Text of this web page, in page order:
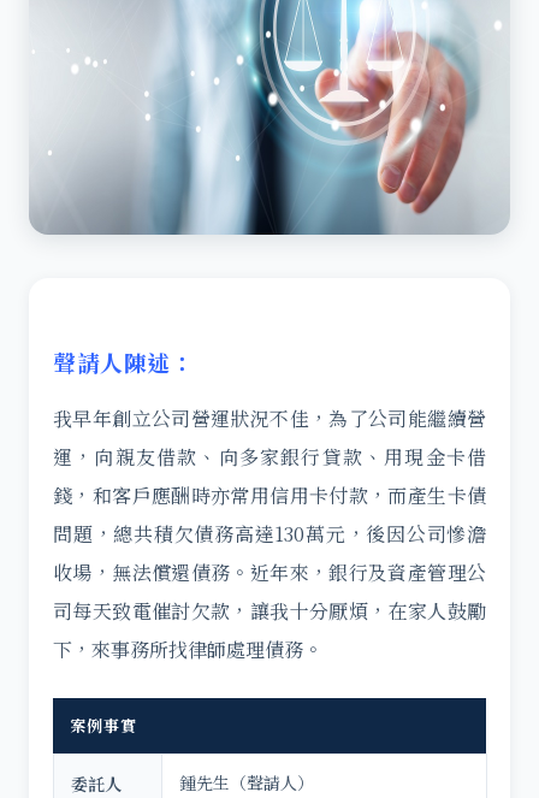
聲請人陳述：
我早年創立公司營運狀況不佳，為了公司能繼續營
運，向親友借款、向多家銀行貸款、用現金卡借
錢，和客戶應酬時亦常用信用卡付款，而產生卡債
問題，總共積欠債務高達130萬元，後因公司慘澹
收場，無法償還債務。近年來，銀行及資產管理公
司每天致電催討欠款，讓我十分厭煩，在家人鼓勵
下，來事務所找律師處理債務。
案例事實
委託人 鍾先生（聲請人）